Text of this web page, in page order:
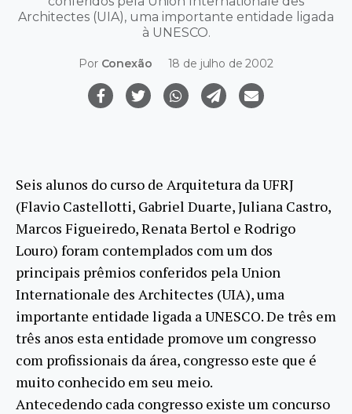
Architectes (UIA), uma importante entidade ligada
à UNESCO.
Por Conexão 18 de julho de 2002
Seis alunos do curso de Arquitetura da UFRJ
(Flavio Castellotti, Gabriel Duarte, Juliana Castro,
Marcos Figueiredo, Renata Bertol e Rodrigo
Louro) foram contemplados com um dos
principais prêmios conferidos pela Union
Internationale des Architectes (UIA), uma
importante entidade ligada a UNESCO. De três em
três anos esta entidade promove um congresso
com profissionais da área, congresso este que é
muito conhecido em seu meio.
Antecedendo cada congresso existe um concurso